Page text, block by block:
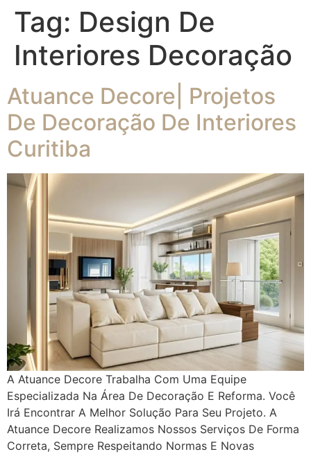
Tag: Design De
Interiores Decoração
Atuance Decore| Projetos
De Decoração De Interiores
Curitiba
A Atuance Decore Trabalha Com Uma Equipe
Especializada Na Área De Decoração E Reforma. Você
Irá Encontrar A Melhor Solução Para Seu Projeto. A
Atuance Decore Realizamos Nossos Serviços De Forma
Correta, Sempre Respeitando Normas E Novas